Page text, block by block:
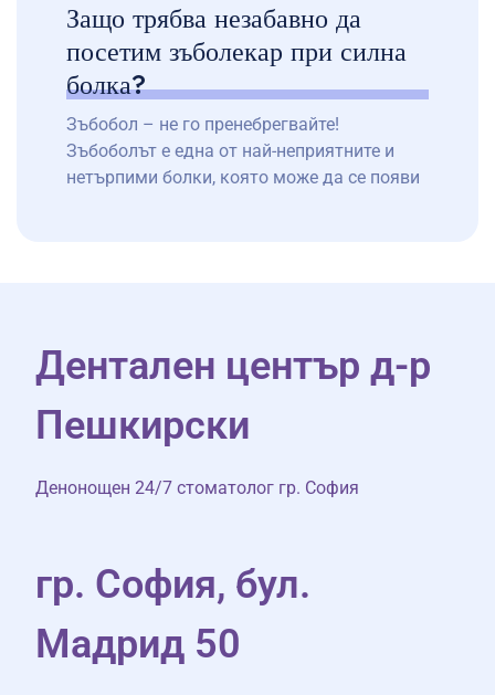
Защо трябва незабавно да
посетим зъболекар при силна
болка?
Зъбобол – не го пренебрегвайте!
Зъбоболът е една от най-неприятните и
нетърпими болки, която може да се появи
важно е незабавно да […]
Дентален център д-р
Пешкирски
Денонощен 24/7 стоматолог гр. София
гр. София, бул.
Мадрид 50